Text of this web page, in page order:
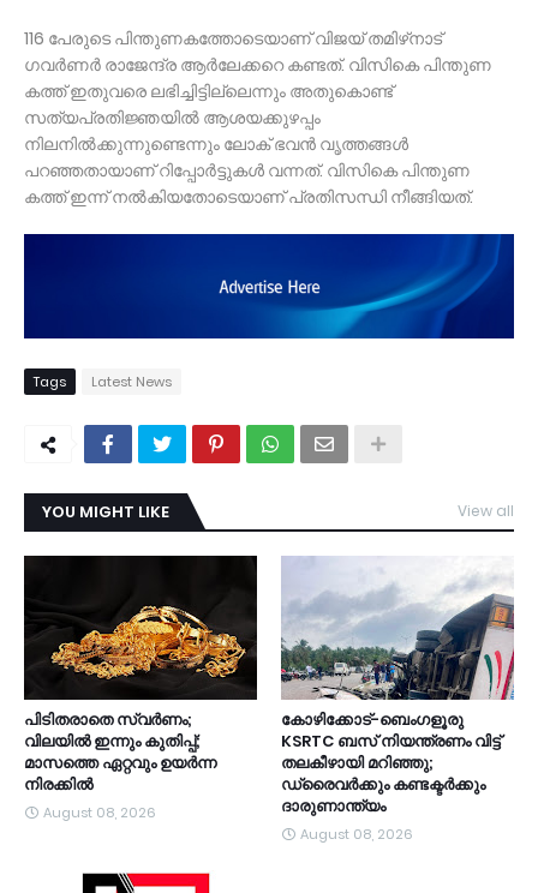
116 പേരുടെ പിന്തുണകത്തോടെയാണ് വിജയ് തമിഴ്‌നാട്
ഗവര്‍ണര്‍ രാജേന്ദ്ര ആര്‍ലേക്കറെ കണ്ടത്. വിസികെ പിന്തുണ
കത്ത് ഇതുവരെ ലഭിച്ചിട്ടില്ലെന്നും അതുകൊണ്ട്
സത്യപ്രതിജ്ഞയില്‍ ആശയക്കുഴപ്പം
നിലനില്‍ക്കുന്നുണ്ടെന്നും ലോക് ഭവന്‍ വൃത്തങ്ങള്‍
പറഞ്ഞതായാണ് റിപ്പോര്‍ട്ടുകള്‍ വന്നത്. വിസികെ പിന്തുണ
കത്ത് ഇന്ന് നല്‍കിയതോടെയാണ് പ്രതിസന്ധി നീങ്ങിയത്.
Tags Latest News
YOU MIGHT LIKE View all
പിടിതരാതെ സ്വർണം;
വിലയിൽ ഇന്നും കുതിപ്പ്;
മാസത്തെ ഏറ്റവും ഉയർന്ന
നിരക്കിൽ
August 08, 2026
കോഴിക്കോട്-ബെംഗളൂരു
KSRTC ബസ് നിയന്ത്രണം വിട്ട്
തലകീഴായി മറിഞ്ഞു;
ഡ്രൈവർക്കും കണ്ടക്ടർക്കും
ദാരുണാന്ത്യം
August 08, 2026